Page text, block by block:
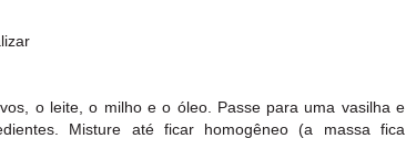
o leite, o milho e o óleo. Passe para uma vasilha e
Misture até ficar homogêneo (a massa fica